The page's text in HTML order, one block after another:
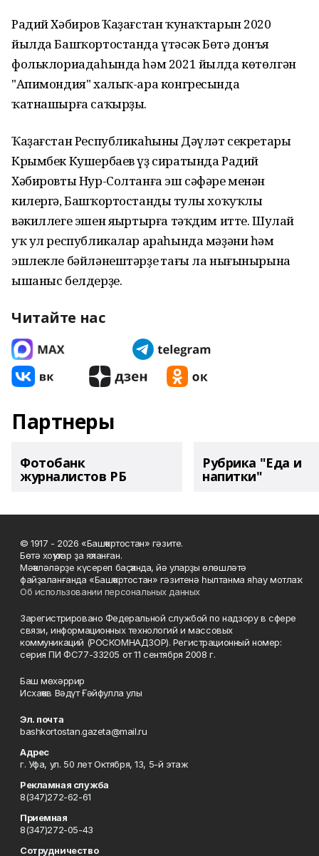
Радий Хәбиров Ҡаҙағстан ҡунаҡтарын 2020
йылда Башҡортостанда үтәсәк Бөтә донъя
фольклориадаһында һәм 2021 йылда көтөлгән
"Апимондия" халыҡ-ара конгресында
ҡатнашырға саҡырҙы.
Ҡаҙағстан Республикаһының Дәүләт секретары
Крымбек Кушербаев үҙ сиратында Радий
Хәбировты Нур-Солтанға эш сәфәре менән
килергә, Башҡортостандың тулы хоҡуҡлы
вәкиллеге эшен яңыртырға тәҡдим итте. Шулай
уҡ ул республикалар араһында мәҙәни һәм
эшлекле бәйләнештәрҙең тағы ла нығынырына
ышаныс белдерҙе.
Читайте нас
Партнеры
Фотобанк
журналистов РБ
Рубрика "Еда и
напитки"
© 1917 - 2026 «Башҡортостан» гәзите.
Бөтә хоҡуҡтар ҙа яҡланған.
Мәҡәләләрҙе күсереп баҫҡанда, йә уларҙы өлөшләтә
файҙаланғанда «Башҡортостан» гәзитенә һылтанма яһау мотлаҡ.
Об использовании персональных данных
Зарегистрировано Федеральной службой по надзору в сфере
связи, информационных технологий и массовых
коммуникаций (РОСКОМНАДЗОР). Регистрационный номер:
серия ПИ ФС77-33205 от 11 сентября 2008 г.
Баш мөхәррир
Исхаҡов Вәдүт Ғәйфулла улы
Эл. почта
bashkortostan.gazeta@mail.ru
Адрес
г. Уфа, ул. 50 лет Октября, 13, 5-й этаж
Рекламная служба
8(347)272-62-61
Приемная
8(347)272-05-43
Сотрудничество